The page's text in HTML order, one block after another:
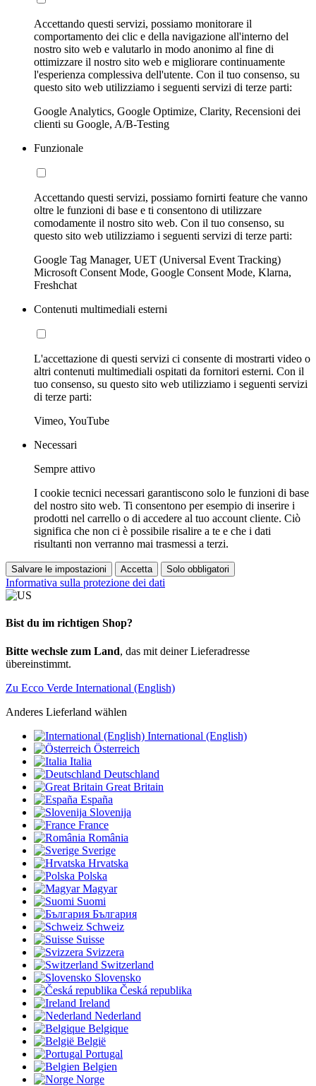
Accettando questi servizi, possiamo monitorare il
comportamento dei clic e della navigazione all'interno del
nostro sito web e valutarlo in modo anonimo al fine di
ottimizzare il nostro sito web e migliorare continuamente
l'esperienza complessiva dell'utente. Con il tuo consenso, su
questo sito web utilizziamo i seguenti servizi di terze parti:
Google Analytics, Google Optimize, Clarity, Recensioni dei
clienti su Google, A/B-Testing
Funzionale
Accettando questi servizi, possiamo fornirti feature che vanno
oltre le funzioni di base e ti consentono di utilizzare
comodamente il nostro sito web. Con il tuo consenso, su
questo sito web utilizziamo i seguenti servizi di terze parti:
Google Tag Manager, UET (Universal Event Tracking)
Microsoft Consent Mode, Google Consent Mode, Klarna,
Freshchat
Contenuti multimediali esterni
L'accettazione di questi servizi ci consente di mostrarti video o
altri contenuti multimediali ospitati da fornitori esterni. Con il
tuo consenso, su questo sito web utilizziamo i seguenti servizi
di terze parti:
Vimeo, YouTube
Necessari
Sempre attivo
I cookie tecnici necessari garantiscono solo le funzioni di base
del nostro sito web. Ti consentono per esempio di inserire i
prodotti nel carrello o di accedere al tuo account cliente. Ciò
significa che non ci è possibile risalire a te e che i dati
risultanti non verranno mai trasmessi a terzi.
Salvare le impostazioni Accetta Solo obbligatori
Informativa sulla protezione dei dati
Bist du im richtigen Shop?
Bitte wechsle zum Land, das mit deiner Lieferadresse
übereinstimmt.
Zu Ecco Verde International (English)
Anderes Lieferland wählen
International (English)
Österreich
Italia
Deutschland
Great Britain
España
Slovenija
France
România
Sverige
Hrvatska
Polska
Magyar
Suomi
България
Schweiz
Suisse
Svizzera
Switzerland
Slovensko
Česká republika
Ireland
Nederland
Belgique
België
Portugal
Belgien
Norge